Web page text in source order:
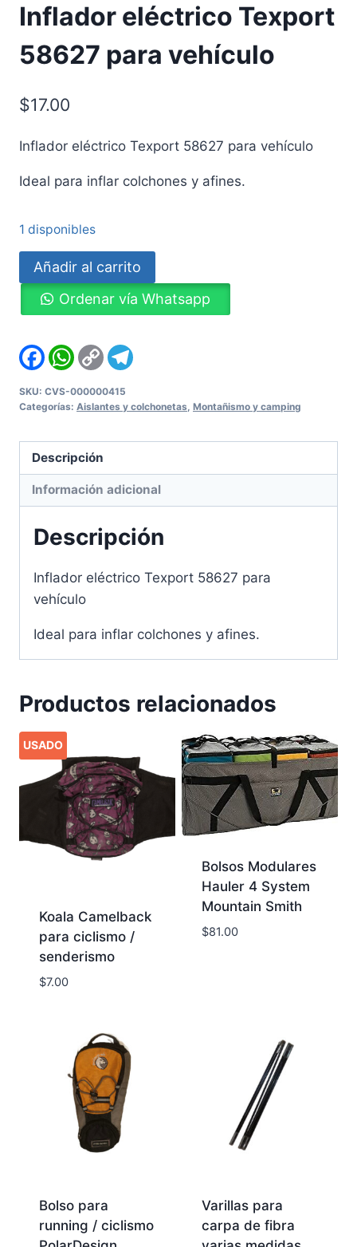
Inflador eléctrico Texport
58627 para vehículo
$17.00
Inflador eléctrico Texport 58627 para vehículo
Ideal para inflar colchones y afines.
1 disponibles
Inflador
eléctrico
Texport
para
vehículo
cantidad
Añadir al carrito
Ordenar vía Whatsapp
FacebookWhatsApp
Copy
Link
SKU: CVS-000000415
Categorías: Aislantes y colchonetas, Montañismo y camping
Descripción
Información adicional
Descripción
Inflador eléctrico Texport 58627 para
vehículo
Ideal para inflar colchones y afines.
Productos relacionados
USADO
Koala Camelback
para ciclismo /
senderismo
$7.00
Bolsos Modulares
Hauler 4 System
Mountain Smith
$81.00
Bolso para
running / ciclismo
Varillas para
carpa de fibra